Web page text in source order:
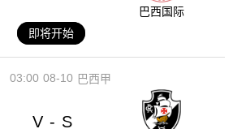
巴西国际
即将开始
08-10
03:00 巴西甲
V - S